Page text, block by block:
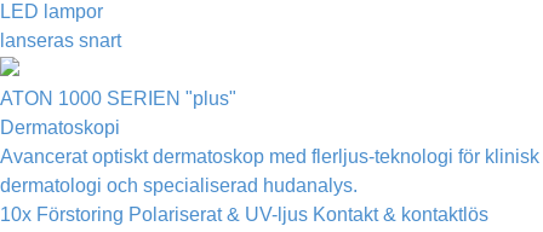
LED lampor
lanseras snart
ATON 1000 SERIEN "plus"
Dermatoskopi
Avancerat optiskt dermatoskop med flerljus-teknologi för klinisk
dermatologi och specialiserad hudanalys.
10x Förstoring Polariserat & UV-ljus Kontakt & kontaktlös